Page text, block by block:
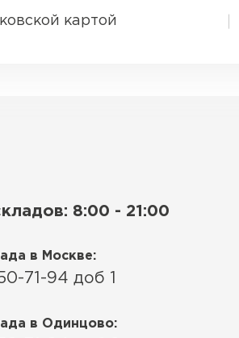
картой
8:00 - 21:00
в Москве:
71-94 доб 1
в Одинцово: